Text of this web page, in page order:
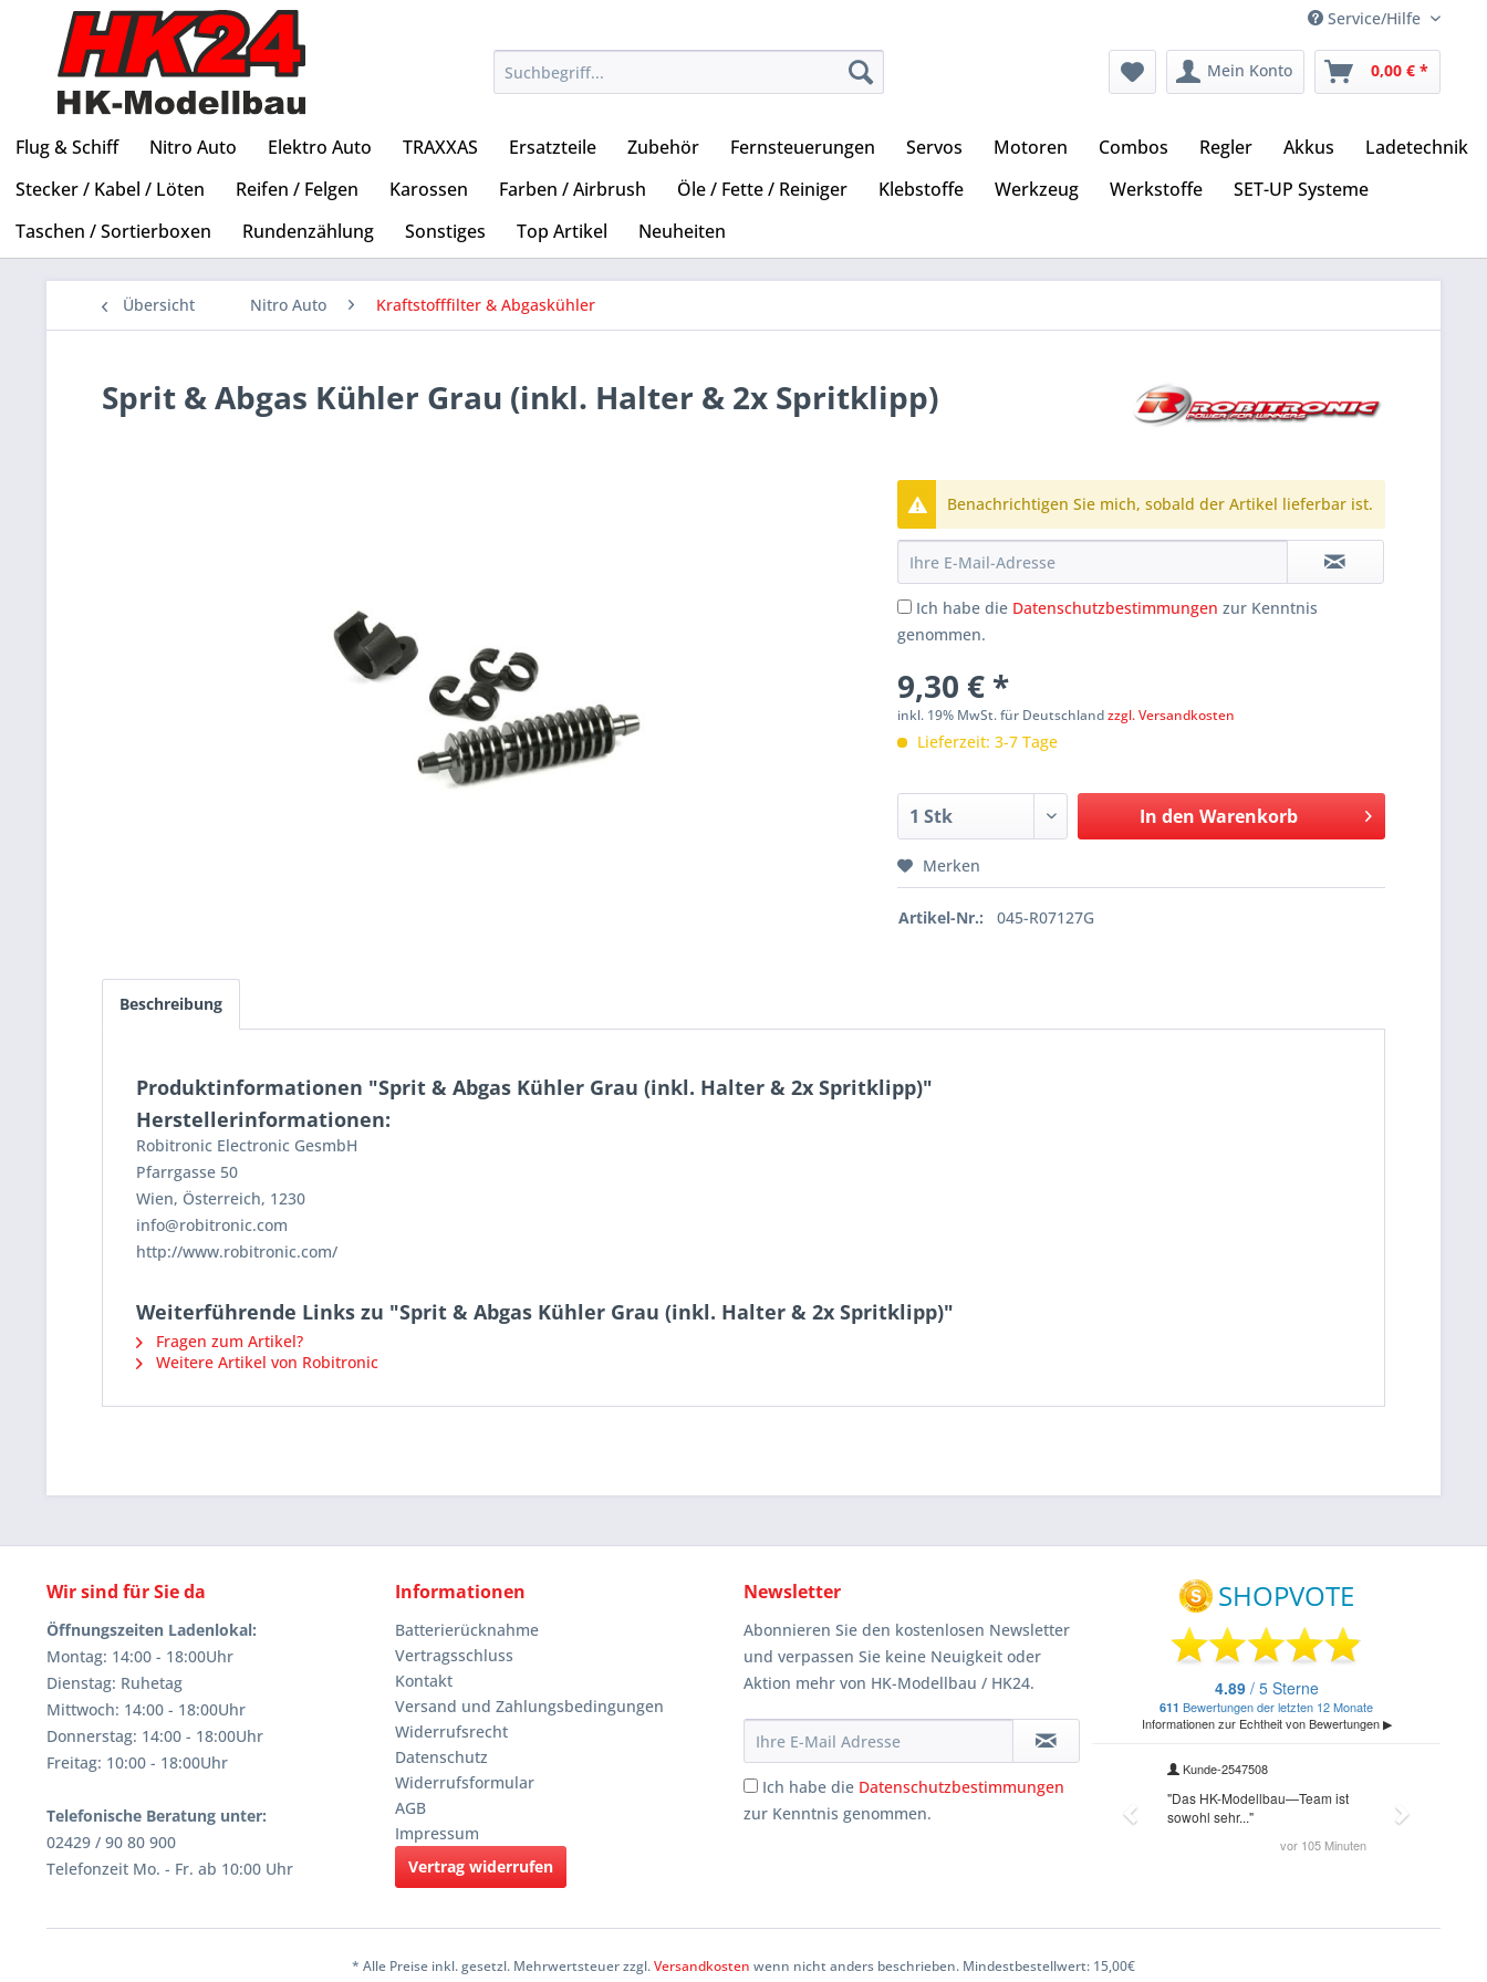
Service/Hilfe
Mein Konto 0,00 € *
Flug & Schiff Nitro Auto Elektro Auto TRAXXAS Ersatzteile Zubehör Fernsteuerungen Servos Motoren Combos Regler Akkus
Ladetechnik
Stecker / Kabel / Löten
Reifen / Felgen Karossen Farben / Airbrush Öle / Fette / Reiniger Klebstoffe Werkzeug Werkstoffe
SET-UP Systeme
Taschen / Sortierboxen
Rundenzählung Sonstiges Top Artikel Neuheiten
Übersicht Nitro Auto Kraftstofffilter & Abgaskühler
Sprit & Abgas Kühler Grau (inkl. Halter & 2x Spritklipp)
Benachrichtigen Sie mich, sobald der Artikel lieferbar ist.
Ich habe die Datenschutzbestimmungen zur Kenntnis
genommen.
9,30 € *
inkl. 19% MwSt. für Deutschlandzzgl. Versandkosten
Lieferzeit: 3-7 Tage
In den Warenkorb
Merken
Artikel-Nr.: 045-R07127G
Beschreibung
Produktinformationen "Sprit & Abgas Kühler Grau (inkl. Halter & 2x Spritklipp)"
Herstellerinformationen:
Robitronic Electronic GesmbH
Pfarrgasse 50
Wien, Österreich, 1230
info@robitronic.com
http://www.robitronic.com/
Weiterführende Links zu "Sprit & Abgas Kühler Grau (inkl. Halter & 2x Spritklipp)"
Fragen zum Artikel?
Weitere Artikel von Robitronic
Wir sind für Sie da
Öffnungszeiten Ladenlokal:
Montag: 14:00 - 18:00Uhr
Dienstag: Ruhetag
Mittwoch: 14:00 - 18:00Uhr
Donnerstag: 14:00 - 18:00Uhr
Freitag: 10:00 - 18:00Uhr
Telefonische Beratung unter:
02429 / 90 80 900
Telefonzeit Mo. - Fr. ab 10:00 Uhr
Informationen
Batterierücknahme
Vertragsschluss
Kontakt
Versand und Zahlungsbedingungen
Widerrufsrecht
Datenschutz
Widerrufsformular
AGB
Impressum
Vertrag widerrufen
Newsletter
Abonnieren Sie den kostenlosen Newsletter
und verpassen Sie keine Neuigkeit oder
Aktion mehr von HK-Modellbau / HK24.
Ich habe die Datenschutzbestimmungen
zur Kenntnis genommen.
* Alle Preise inkl. gesetzl. Mehrwertsteuer zzgl.Versandkosten wenn nicht anders beschrieben. Mindestbestellwert: 15,00€